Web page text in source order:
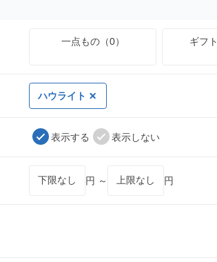
一点もの（0） ギフ
ハウライト
表示する 表示しない
円 ～ 円